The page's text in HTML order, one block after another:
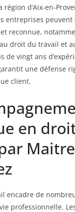
région d’Aix-en-
entreprises
reconnue,
droit du travail et
de vingt ans
une défense
client.
en
Maitre
encadre de
professionnelle.